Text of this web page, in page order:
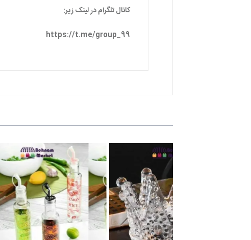
کانال تلگرام در لینک زیر:
https://t.me/group_99